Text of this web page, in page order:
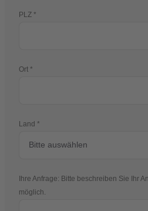
PLZ
Ort
Land
Ihre Anfrage: Bitte beschreiben Sie Ihr
möglich.